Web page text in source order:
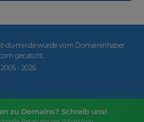
du-mir.de wurde vom Domaininhaber
gecatcht.
-2026
zu Domains? Schreib uns!